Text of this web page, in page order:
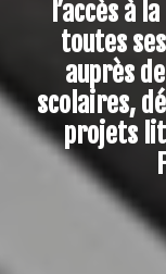
l’accès à
toutes
auprès
scolaires,
projets